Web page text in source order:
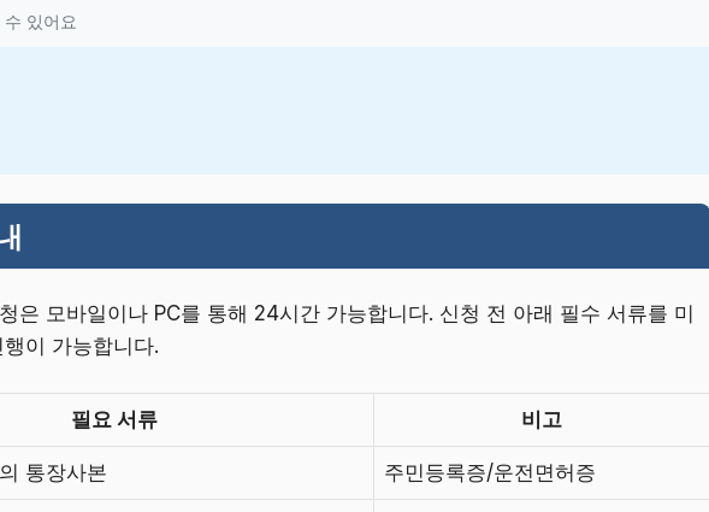
있어요
은 모바일이나 PC를 통해 24시간 가능합니다. 신청 전 아래 필수 서류를 미
이 가능합니다.
필요 서류 비고
통장사본 주민등록증/운전면허증